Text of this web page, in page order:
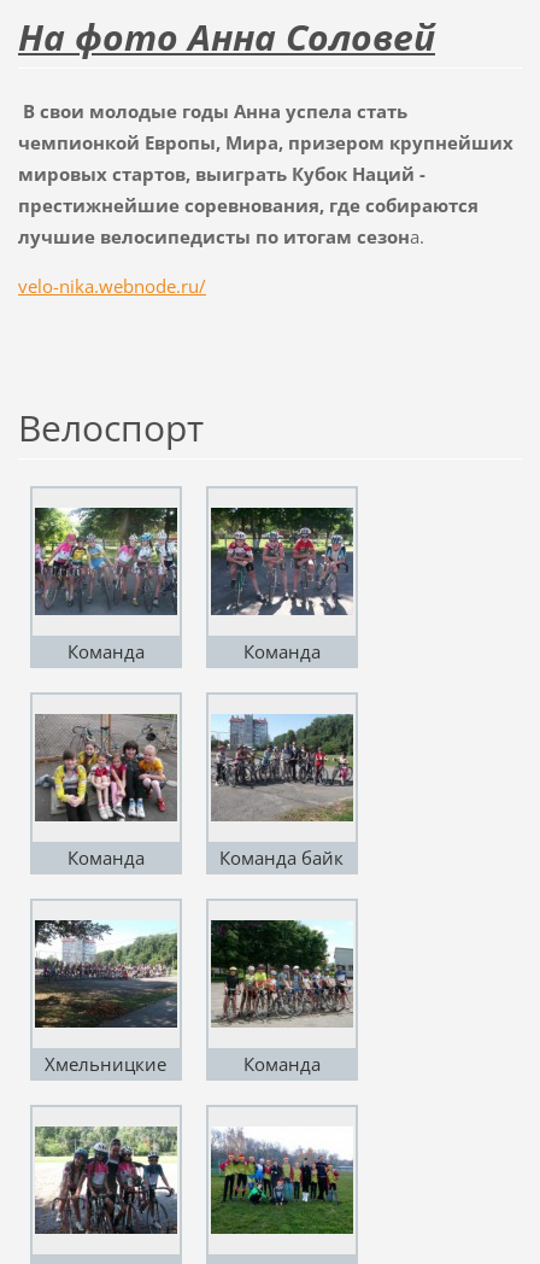
На фото Анна Соловей
В свои молодые годы Анна успела стать
чемпионкой Европы, Мира, призером крупнейших
мировых стартов, выиграть Кубок Наций -
престижнейшие соревнования, где собираются
лучшие велосипедисты по итогам сезона.
velo-nika.webnode.ru/
Велоспорт
Команда
Довгополой Т И
Команда
Команда
Команда байк
Хмельницкие
Команда
Кондрут В.И